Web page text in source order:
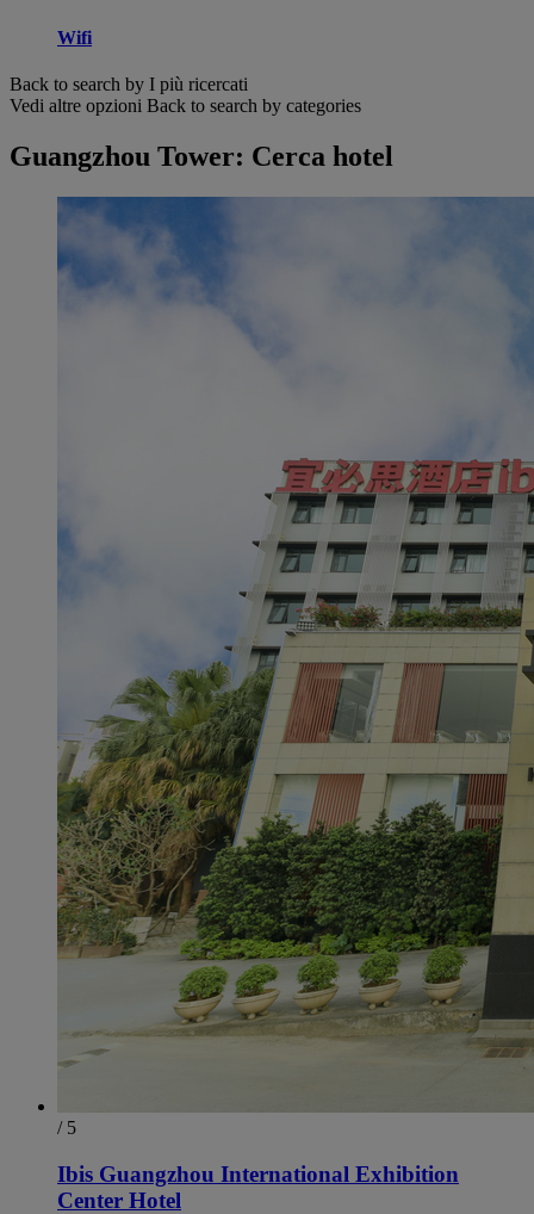
Wifi
Back to search by I più ricercati
Vedi altre opzioni Back to search by categories
Guangzhou Tower: Cerca hotel
/ 5
Ibis Guangzhou International Exhibition
Center Hotel